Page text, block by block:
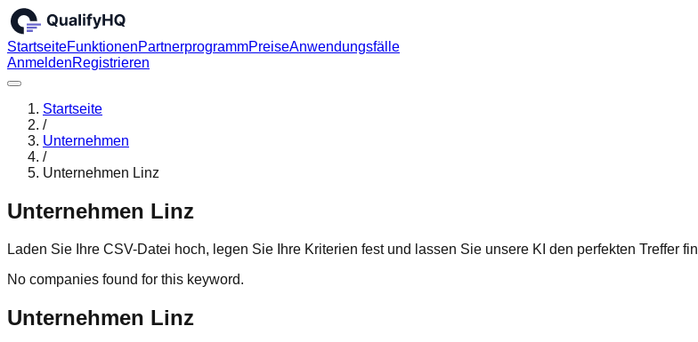
StartseiteFunktionenPartnerprogrammPreiseAnwendungsfälle
AnmeldenRegistrieren
Startseite
/
Unternehmen
/
Unternehmen Linz
Unternehmen Linz
Laden Sie Ihre CSV-Datei hoch, legen Sie Ihre Kriterien fest und lassen Sie unsere KI den perfekten Treffer
No companies found for this keyword.
Unternehmen Linz